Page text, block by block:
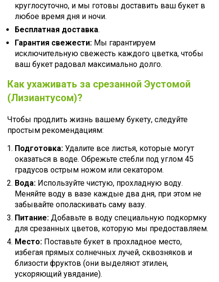
круглосуточно, и мы готовы доставить ваш букет в
любое время дня и ночи.
Бесплатная доставка.
Гарантия свежести: Мы гарантируем
исключительную свежесть каждого цветка, чтобы
ваш букет радовал максимально долго.
Как ухаживать за срезанной Эустомой
(Лизиантусом)?
Чтобы продлить жизнь вашему букету, следуйте
простым рекомендациям:
Подготовка: Удалите все листья, которые могут
оказаться в воде. Обрежьте стебли под углом 45
градусов острым ножом или секатором.
Вода: Используйте чистую, прохладную воду.
Меняйте воду в вазе каждые два дня, при этом не
забывайте ополаскивать саму вазу.
Питание: Добавьте в воду специальную подкормку
для срезанных цветов, которую мы предоставляем.
Место: Поставьте букет в прохладное место,
избегая прямых солнечных лучей, сквозняков и
близости фруктов (они выделяют этилен,
ускоряющий увядание).